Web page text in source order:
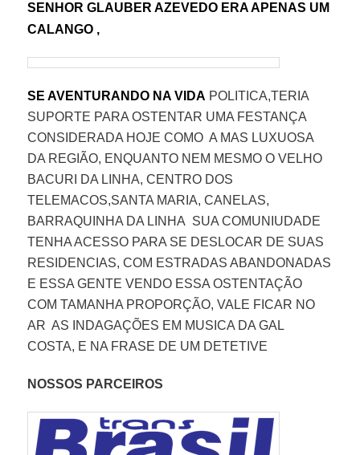
SENHOR GLAUBER AZEVEDO ERA APENAS UM
CALANGO ,
SE AVENTURANDO NA VIDA POLITICA,TERIA
SUPORTE PARA OSTENTAR UMA FESTANÇA
CONSIDERADA HOJE COMO A MAS LUXUOSA
DA REGIÃO, ENQUANTO NEM MESMO O VELHO
BACURI DA LINHA, CENTRO DOS
TELEMACOS,SANTA MARIA, CANELAS,
BARRAQUINHA DA LINHA SUA COMUNIUDADE
TENHA ACESSO PARA SE DESLOCAR DE SUAS
RESIDENCIAS, COM ESTRADAS ABANDONADAS
E ESSA GENTE VENDO ESSA OSTENTAÇÃO
COM TAMANHA PROPORÇÃO, VALE FICAR NO
AR AS INDAGAÇÕES EM MUSICA DA GAL
COSTA, E NA FRASE DE UM DETETIVE
NOSSOS PARCEIROS